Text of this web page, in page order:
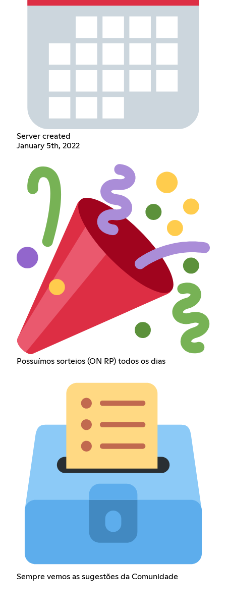
Server created
January 5th, 2022
Possuímos sorteios (ON RP) todos os dias
Sempre vemos as sugestões da Comunidade